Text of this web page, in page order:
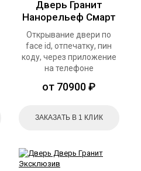
Дверь Гранит
Нанорельеф Смарт
Открывание двери по
face id, отпечатку, пин
коду, через приложение
на телефоне
от 70900 ₽
ЗАКАЗАТЬ В 1 КЛИК